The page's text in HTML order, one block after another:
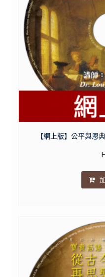
【網上版】公平與恩